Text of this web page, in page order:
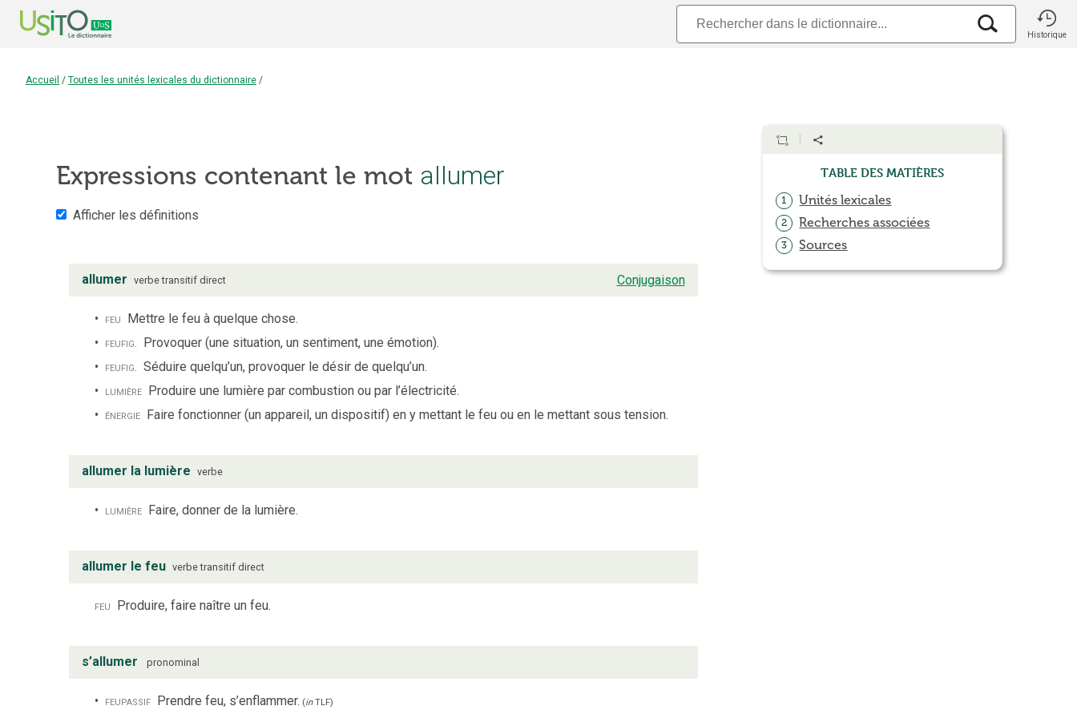
Historique
Accueil / Toutes les unités lexicales du dictionnaire /
Expressions contenant le mot allumer
Afficher les définitions
allumer verbe transitif direct Conjugaison
feu Mettre le feu à quelque chose.
feufig. Provoquer (une situation, un sentiment, une émotion).
feufig. Séduire quelqu’un, provoquer le désir de quelqu’un.
lumière Produire une lumière par combustion ou par l’électricité.
énergie Faire fonctionner (un appareil, un dispositif) en y mettant le feu ou en le mettant sous tension.
allumer la lumière verbe
lumière Faire, donner de la lumière.
allumer le feu verbe transitif direct
feu Produire, faire naître un feu.
s’allumer pronominal
feupassif Prendre feu, s’enflammer. (inTLF)
Table des matières
1 Unités lexicales
2 Recherches associées
3 Sources